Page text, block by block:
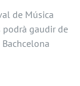
de Música
podrà gaudir de